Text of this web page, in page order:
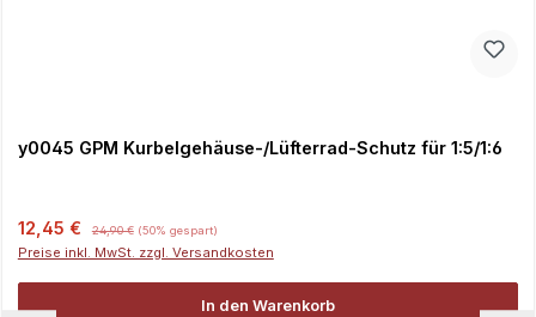
y0045 GPM Kurbelgehäuse-/Lüfterrad-Schutz für 1:5/1:6
Verkaufspreis:
12,45 € 24,90 € (50% gespart)
Preise inkl. MwSt. zzgl. Versandkosten
In den Warenkorb